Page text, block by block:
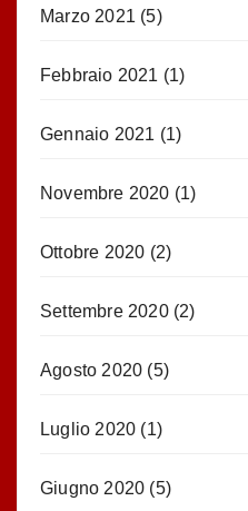
Marzo 2021 (5)
Febbraio 2021 (1)
Gennaio 2021 (1)
Novembre 2020 (1)
Ottobre 2020 (2)
Settembre 2020(2)
Agosto 2020 (5)
Luglio 2020 (1)
Giugno 2020 (5)